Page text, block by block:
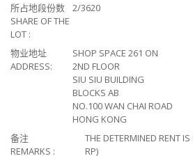
所占地段份数
SHARE OF THE
LOT :
2/3620
物业地址
ADDRESS:
SHOP SPACE 261 ON
2ND FLOOR
SIU SIU BUILDING
BLOCKS AB
NO.100 WAN CHAI ROAD
HONG KONG
备注
REMARKS :
THE DETERMINED RENT
RP)